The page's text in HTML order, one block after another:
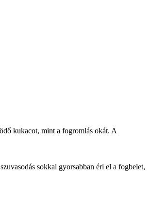
kukacot, mint a fogromlás okát. A
sokkal gyorsabban éri el a fogbelet,